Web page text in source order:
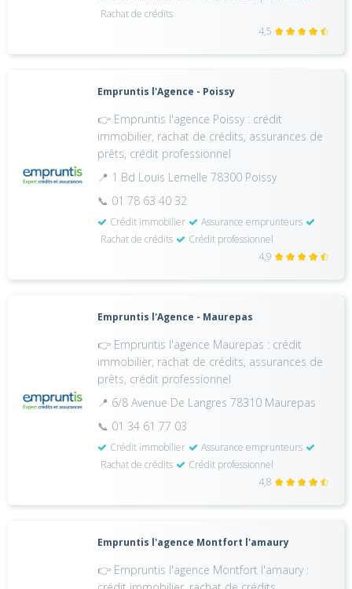
Rachat de crédits
4,5
Empruntis l'Agence - Poissy
👉 Empruntis l'agence Poissy : crédit
immobilier, rachat de crédits, assurances de
prêts, crédit professionnel
📍 1 Bd Louis Lemelle 78300 Poissy
📞 01 78 63 40 32
Crédit immobilier
Assurance emprunteurs
Rachat de crédits
Crédit professionnel
4,9
Empruntis l'Agence - Maurepas
👉 Empruntis l'agence Maurepas : crédit
immobilier, rachat de crédits, assurances de
prêts, crédit professionnel
📍 6/8 Avenue De Langres 78310 Maurepas
📞 01 34 61 77 03
Crédit immobilier
Assurance emprunteurs
Rachat de crédits
Crédit professionnel
4,8
Empruntis l'agence Montfort l'amaury
👉 Empruntis l'agence Montfort l'amaury :